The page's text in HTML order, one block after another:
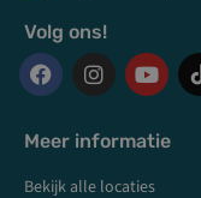
Volg ons!
F
c
e
b
I
s
t
a
Y
u
t
Meer informatie
Bekijk alle locaties